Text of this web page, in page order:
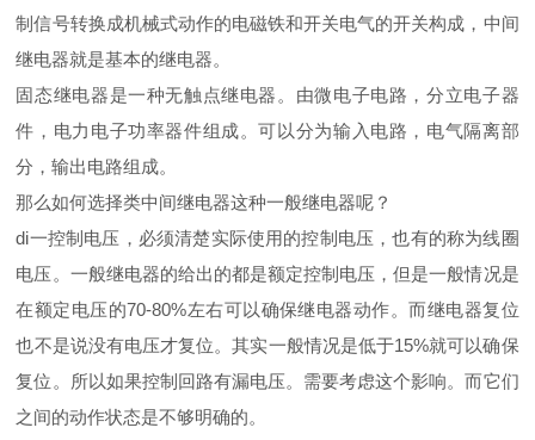
制信号转换成机械式动作的电磁铁和开关电气的开关构成，中间
继电器就是基本的继电器。
固态继电器是一种无触点继电器。由微电子电路，分立电子器
件，电力电子功率器件组成。可以分为输入电路，电气隔离部
分，输出电路组成。
那么如何选择类中间继电器这种一般继电器呢？
di一控制电压，必须清楚实际使用的控制电压，也有的称为线圈
电压。一般继电器的给出的都是额定控制电压，但是一般情况是
在额定电压的70-80%左右可以确保继电器动作。而继电器复位
也不是说没有电压才复位。其实一般情况是低于15%就可以确保
复位。所以如果控制回路有漏电压。需要考虑这个影响。而它们
之间的动作状态是不够明确的。